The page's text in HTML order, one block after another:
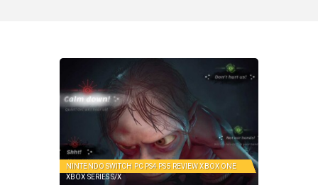
NINTENDO SWITCH PC PS4 PS5 REVIEWXBOX ONE
XBOX SERIES S/X